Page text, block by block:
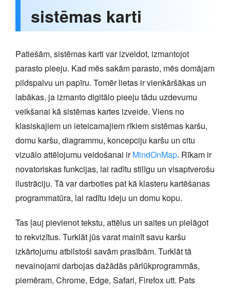
sistēmas karti
Patiešām, sistēmas karti var izveidot, izmantojot
parasto pieeju. Kad mēs sakām parasto, mēs domājam
pildspalvu un papīru. Tomēr lietas ir vienkāršākas un
labākas, ja izmanto digitālo pieeju tādu uzdevumu
veikšanai kā sistēmas kartes izveide. Viens no
klasiskajiem un ieteicamajiem rīkiem sistēmas karšu,
domu karšu, diagrammu, koncepciju karšu un citu
vizuālo attēlojumu veidošanai irMindOnMap. Rīkam ir
novatoriskas funkcijas, lai radītu stilīgu un visaptverošu
ilustrāciju. Tā var darboties pat kā klasteru kartēšanas
programmatūra, lai radītu ideju un domu kopu.
Tas ļauj pievienot tekstu, attēlus un saites un pielāgot
to rekvizītus. Turklāt jūs varat mainīt savu karšu
izkārtojumu atbilstoši savām prasībām. Turklāt tā
nevainojami darbojas dažādās pārlūkprogrammās,
piemēram, Chrome, Edge, Safari, Firefox utt. Pats